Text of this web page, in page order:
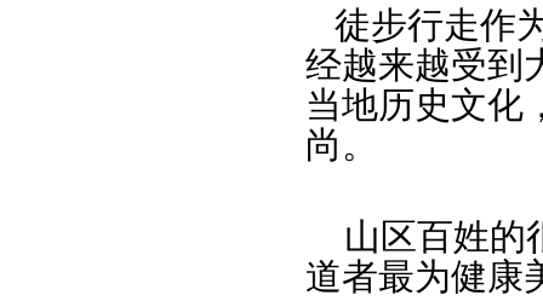
徒步行走作
经越来越受到
当地历史文化
尚。
山区百姓的
道者最为健康